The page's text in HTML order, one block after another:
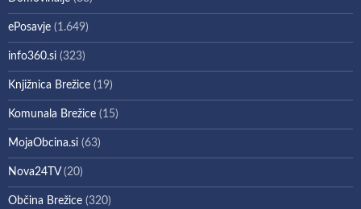
ePosavje (1.649)
info360.si (323)
Knjižnica Brežice (19)
Komunala Brežice (15)
MojaObcina.si (63)
Nova24TV(20)
Občina Brežice (320)